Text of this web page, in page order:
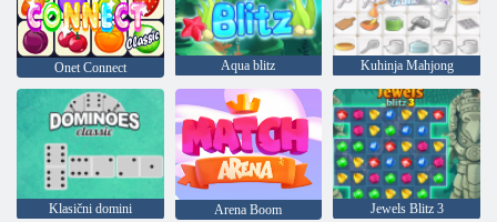
Onet Connect Aqua blitz Kuhinja Mahjong
Klasični domini Arena Boom Jewels Blitz 3